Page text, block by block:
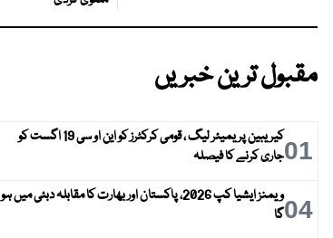
مقبول ترین خبریں
01
کیریبین پریمیئر لیگ ، قومی کرکٹرز کو این او سی 19 اگست کو
جاری کرنے کا فیصلہ
04
ویمنز ایشیا کپ 2026، پاکستان اور بھارت کا مقابلہ دبئی میں ہو
گا